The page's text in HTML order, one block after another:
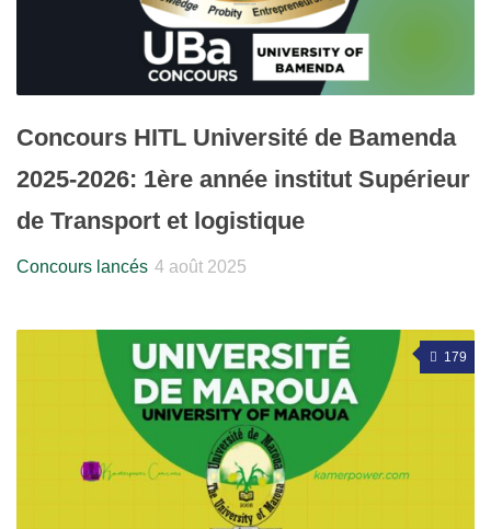
Concours HITL Université de Bamenda
2025-2026: 1ère année institut Supérieur
de Transport et logistique
Concours lancés 4 août 2025
179